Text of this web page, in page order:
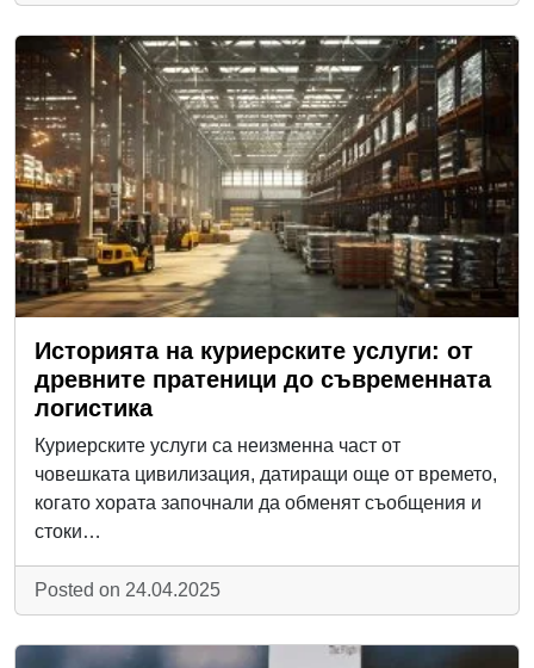
Историята на куриерските услуги: от
древните пратеници до съвременната
логистика
Куриерските услуги са неизменна част от
човешката цивилизация, датиращи още от времето,
когато хората започнали да обменят съобщения и
стоки…
Posted on 24.04.2025